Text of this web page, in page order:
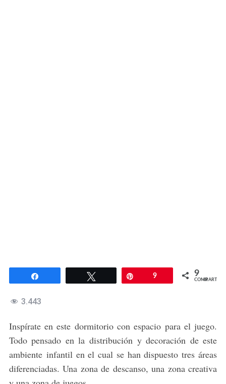
Twittear 9 9
COMPARTIR
3.443
Inspírate en este dormitorio con espacio para el juego.
Todo pensado en la distribución y decoración de este
ambiente infantil en el cual se han dispuesto tres áreas
diferenciadas. Una zona de descanso, una zona creativa